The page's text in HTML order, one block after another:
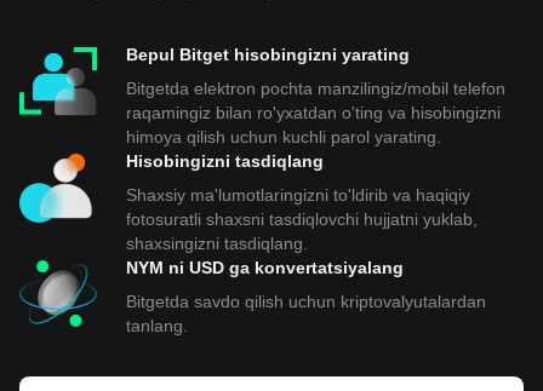
Bepul Bitget hisobingizni yarating
Bitgetda elektron pochta manzilingiz/mobil telefon
raqamingiz bilan ro'yxatdan o'ting va hisobingizni
himoya qilish uchun kuchli parol yarating.
Hisobingizni tasdiqlang
Shaxsiy ma'lumotlaringizni to'ldirib va haqiqiy
fotosuratli shaxsni tasdiqlovchi hujjatni yuklab,
shaxsingizni tasdiqlang.
NYM ni USD ga konvertatsiyalang
Bitgetda savdo qilish uchun kriptovalyutalardan
tanlang.